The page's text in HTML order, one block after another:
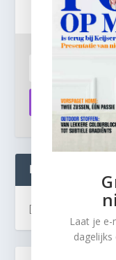
INTERIOR
[instagram-feed]
Laat je